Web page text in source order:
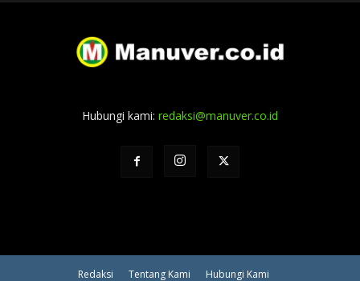
Hubungi kami: redaksi@manuver.co.id
Redaksi Tentang Kami Hubungi Kami